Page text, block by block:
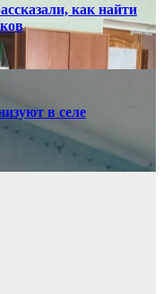
как найти
в селе